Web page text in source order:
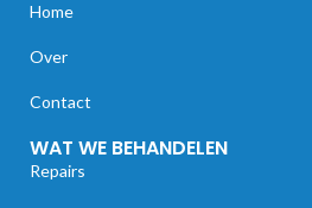
Home
Over
Contact
WAT WE BEHANDELEN
Repairs